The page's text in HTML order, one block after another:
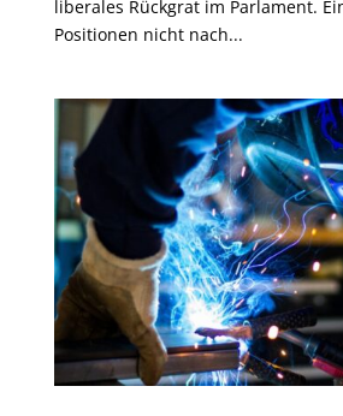
liberales Rückgrat im Parlament.
Positionen nicht nach...